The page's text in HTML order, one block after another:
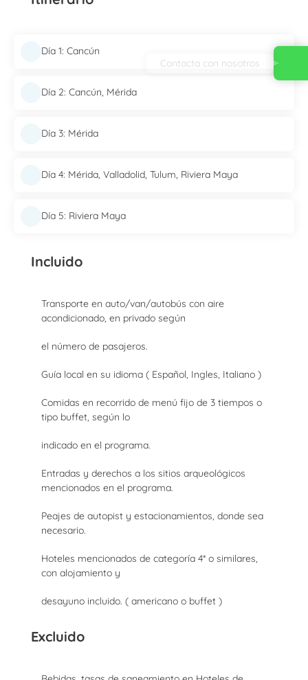
Día 1: Cancún
Día 2: Cancún, Mérida
Día 3: Mérida
Día 4: Mérida, Valladolid, Tulum, Riviera Maya
Día 5: Riviera Maya
Incluido
Transporte en auto/van/autobús con aire
acondicionado, en privado según
el número de pasajeros.
Guía local en su idioma ( Español, Ingles, Italiano )
Comidas en recorrido de menú fijo de 3 tiempos o
tipo buffet, según lo
indicado en el programa.
Entradas y derechos a los sitios arqueológicos
mencionados en el programa.
Peajes de autopist y estacionamientos, donde sea
necesario.
Hoteles mencionados de categoría 4* o similares,
con alojamiento y
desayuno incluido. ( americano o buffet )
Excluido
Contacta con nosotros